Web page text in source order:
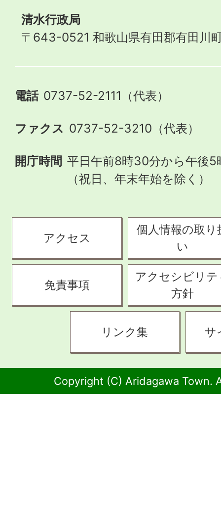
清水行政局
〒643-0521 和歌山県有田郡有田川
電話 0737-52-2111（代表）
ファクス 0737-52-3210（代表）
開庁時間 平日午前8時30分から午後5
（祝日、年末年始を除く）
アクセス
個人情報の取り
い
免責事項
アクセシビリテ
方針
リンク集 サ
Copyright (C) Aridagawa Town.